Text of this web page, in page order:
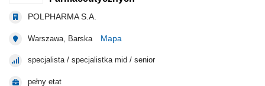
POLPHARMA S.A.
Warszawa, Barska Mapa
specjalista / specjalistka mid / senior
pełny etat